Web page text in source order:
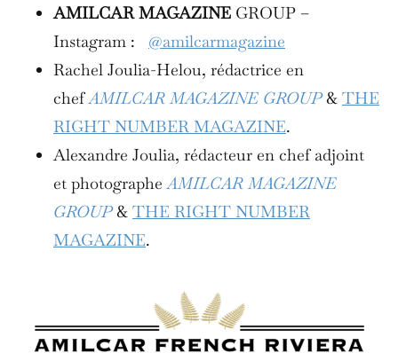
AMILCAR MAGAZINE GROUP –
Instagram : @amilcarmagazine
Rachel Joulia-Helou, rédactrice en
chefAMILCAR MAGAZINE GROUP& THE
RIGHT NUMBER MAGAZINE.
Alexandre Joulia, rédacteur en chef adjoint
et photographeAMILCAR MAGAZINE
GROUP& THE RIGHT NUMBER
MAGAZINE.